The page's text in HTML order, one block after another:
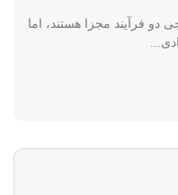
دو فرآیند مجزا هستند، اما